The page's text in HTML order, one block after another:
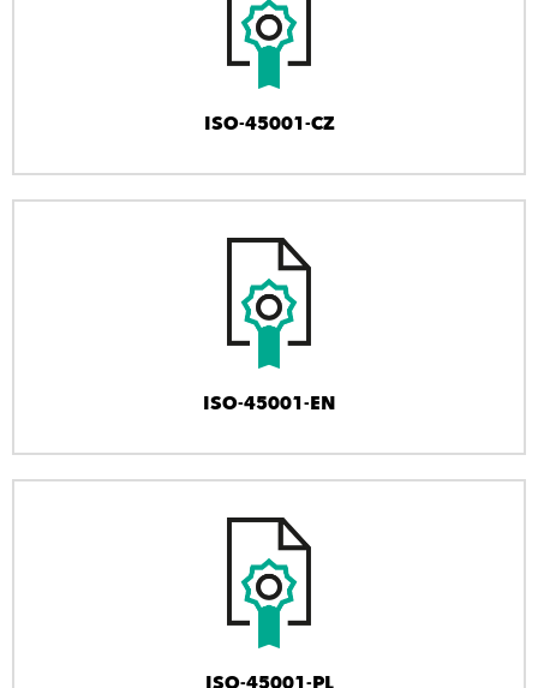
ISO-45001-CZ
ISO-45001-EN